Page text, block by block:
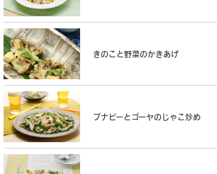
きのこと野菜のかきあげ
ブナピーとゴーヤのじゃこ炒め